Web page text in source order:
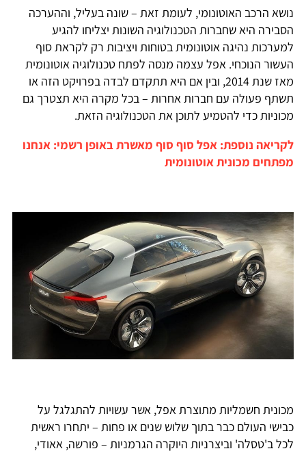
נושא הרכב האוטונומי, לעומת זאת – שונה בעליל, וההערכה
הסבירה היא שחברות הטכנולוגיה השונות יצליחו להגיע
למערכות נהיגה אוטונומית בטוחות ויציבות רק לקראת סוף
העשור הנוכחי. אפל עצמה מנסה לפתח טכנולוגיה אוטונומית
מאז שנת 2014, ובין אם היא תתקדם לבדה בפרויקט הזה או
תשתף פעולה עם חברות אחרות – בכל מקרה היא תצטרך גם
מכוניות כדי להטמיע לתוכן את הטכנולוגיה הזאת.
לקריאה נוספת: אפל סוף סוף מאשרת באופן רשמי: אנחנו
מפתחים מכונית אוטונומית
מכונית חשמליות מתוצרת אפל, אשר עשויות להתגלגל על
כבישי העולם כבר בתוך שלוש שנים או פחות – יתחרו ראשית
לכל ב'טסלה' וביצרניות היוקרה הגרמניות – פורשה, אאודי,